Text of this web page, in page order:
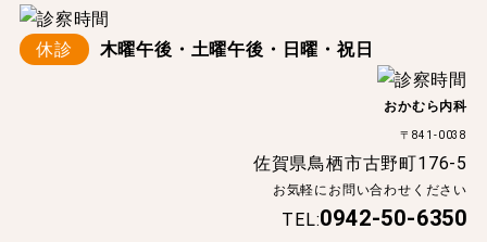
休診 木曜午後・土曜午後・日曜・祝日
おかむら内科
〒841-0038
佐賀県鳥栖市古野町176-5
お気軽にお問い合わせください
TEL:0942-50-6350